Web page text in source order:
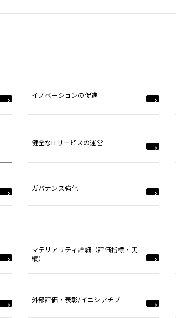
イノベーションの促進
健全なITサービスの運営
ガバナンス強化
マテリアリティ詳細（評価指標・実
績）
外部評価・表彰/イニシアチブ